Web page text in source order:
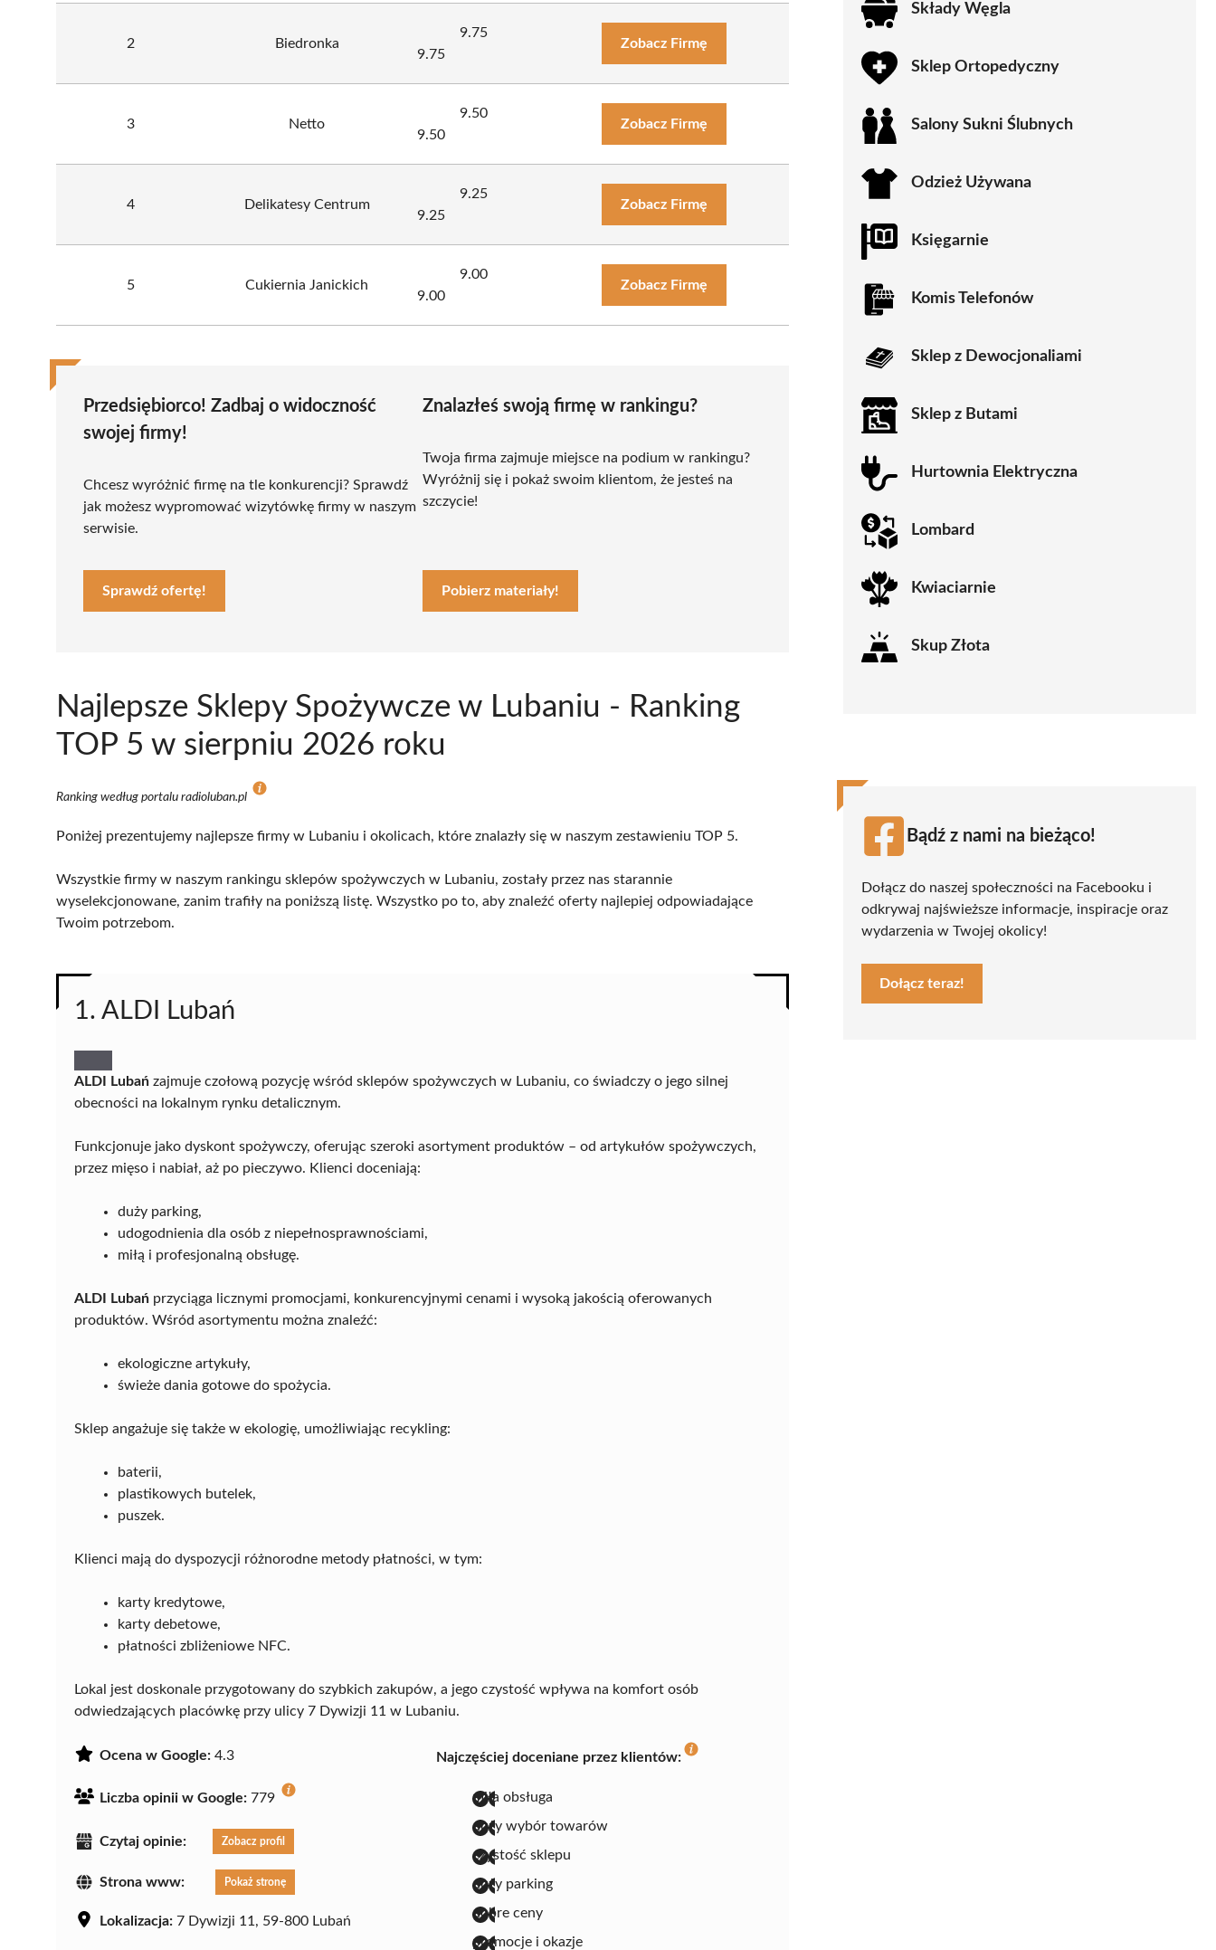
2 Biedronka
9.75
9.75
Zobacz Firmę
3 Netto
9.50
9.50
Zobacz Firmę
4 Delikatesy Centrum
9.25
9.25
Zobacz Firmę
5 Cukiernia Janickich
9.00
9.00
Zobacz Firmę
Przedsiębiorco! Zadbaj o widoczność
swojej firmy!
Chcesz wyróżnić firmę na tle konkurencji? Sprawdź
jak możesz wypromować wizytówkę firmy w naszym
serwisie.
Sprawdź ofertę!
Znalazłeś swoją firmę w rankingu?
Twoja firma zajmuje miejsce na podium w rankingu?
Wyróżnij się i pokaż swoim klientom, że jesteś na
szczycie!
Pobierz materiały!
Najlepsze Sklepy Spożywcze w Lubaniu - Ranking
TOP 5 w sierpniu 2026 roku
Ranking według portalu radioluban.pl
Poniżej prezentujemy najlepsze firmy w Lubaniu i okolicach, które znalazły się w naszym zestawieniu TOP 5.
Wszystkie firmy w naszym rankingu sklepów spożywczych w Lubaniu, zostały przez nas starannie
wyselekcjonowane, zanim trafiły na poniższą listę. Wszystko po to, aby znaleźć oferty najlepiej odpowiadające
Twoim potrzebom.
1. ALDI Lubań
ALDI Lubań zajmuje czołową pozycję wśród sklepów spożywczych w Lubaniu, co świadczy o jego silnej
obecności na lokalnym rynku detalicznym.
Funkcjonuje jako dyskont spożywczy, oferując szeroki asortyment produktów – od artykułów spożywczych,
przez mięso i nabiał, aż po pieczywo. Klienci doceniają:
duży parking,
udogodnienia dla osób z niepełnosprawnościami,
miłą i profesjonalną obsługę.
ALDI Lubań przyciąga licznymi promocjami, konkurencyjnymi cenami i wysoką jakością oferowanych
produktów. Wśród asortymentu można znaleźć:
ekologiczne artykuły,
świeże dania gotowe do spożycia.
Sklep angażuje się także w ekologię, umożliwiając recykling:
baterii,
plastikowych butelek,
puszek.
Klienci mają do dyspozycji różnorodne metody płatności, w tym:
karty kredytowe,
karty debetowe,
płatności zbliżeniowe NFC.
Lokal jest doskonale przygotowany do szybkich zakupów, a jego czystość wpływa na komfort osób
odwiedzających placówkę przy ulicy 7 Dywizji 11 w Lubaniu.
Ocena w Google: 4.3
Liczba opinii w Google: 779
Czytaj opinie: Zobacz profil
Strona www: Pokaż stronę
Lokalizacja: 7 Dywizji 11, 59-800 Lubań
Najczęściej doceniane przez klientów:
miła obsługa
duży wybór towarów
czystość sklepu
duży parking
dobre ceny
promocje i okazje
Składy Węgla
Sklep Ortopedyczny
Salony Sukni Ślubnych
Odzież Używana
Księgarnie
Komis Telefonów
Sklep z Dewocjonaliami
Sklep z Butami
Hurtownia Elektryczna
Lombard
Kwiaciarnie
Skup Złota
Bądź z nami na bieżąco!
Dołącz do naszej społeczności na Facebooku i
odkrywaj najświeższe informacje, inspiracje oraz
wydarzenia w Twojej okolicy!
Dołącz teraz!